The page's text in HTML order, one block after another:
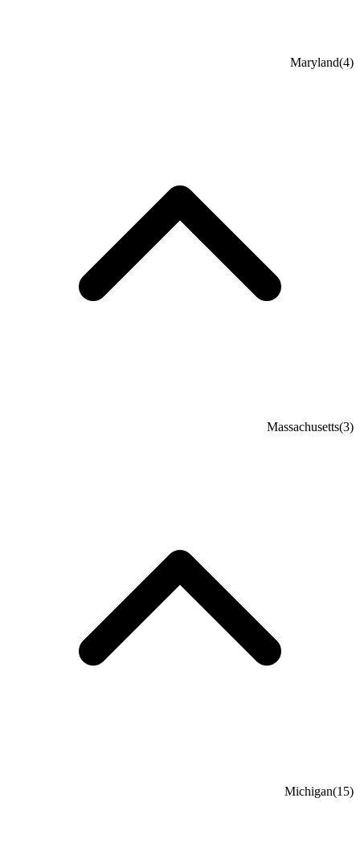
Maryland(4)
Massachusetts(3)
Michigan(15)